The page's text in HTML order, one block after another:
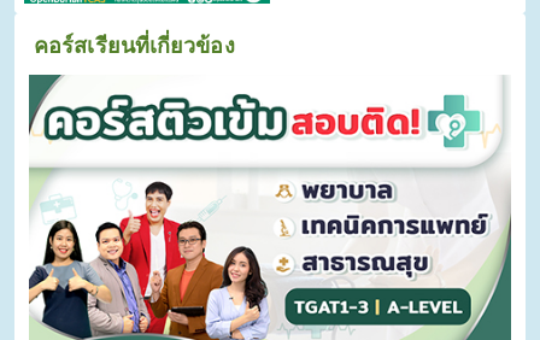
คอร์สเรียนที่เกี่ยวข้อง